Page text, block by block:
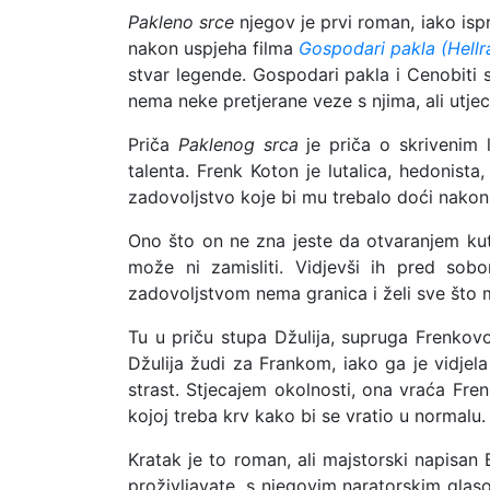
Pakleno srce njegov je prvi roman, iako
nakon uspjeha filma Gospodari pakla
stvar legende. Gospodari pakla i
nema neke pretjerane veze s njima, ali
Priča Paklenog srca je priča o skrivenim
talenta. Frenk Koton je lutalica,
zadovoljstvo koje bi mu trebalo doći
Ono što on ne zna jeste da otvaranjem
može ni zamisliti. Vidjevši ih pred
zadovoljstvom nema granica i želi sve što
Tu u priču stupa Džulija, supruga
Džulija žudi za Frankom, iako ga je
strast. Stjecajem okolnosti, ona vraća
kojoj treba krv kako bi se vratio u
Kratak je to roman, ali majstorski
proživljavate, s njegovim naratorskim